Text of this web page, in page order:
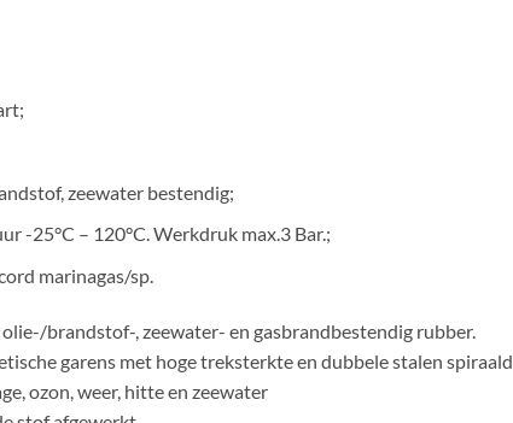
zeewater bestendig;
-25°C – 120°C. Werkdruk max.3 Bar.;
marinagas/sp.
brandstof-, zeewater- en gasbrandbestendig rubber.
garens met hoge treksterkte en dubbele stalen
ozon, weer, hitte en zeewater